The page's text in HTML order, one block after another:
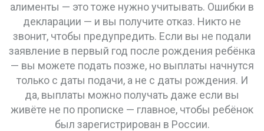
алименты — это тоже нужно учитывать. Ошибки в
декларации — и вы получите отказ. Никто не
звонит, чтобы предупредить. Если вы не подали
заявление в первый год после рождения ребёнка
— вы можете подать позже, но выплаты начнутся
только с даты подачи, а не с даты рождения. И
да, выплаты можно получать даже если вы
живёте не по прописке — главное, чтобы ребёнок
был зарегистрирован в России.